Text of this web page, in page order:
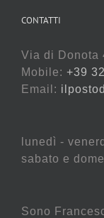
CONTATTI
Via di Donota
Mobile: +39
Email:
lunedì -
sabato e
Sono